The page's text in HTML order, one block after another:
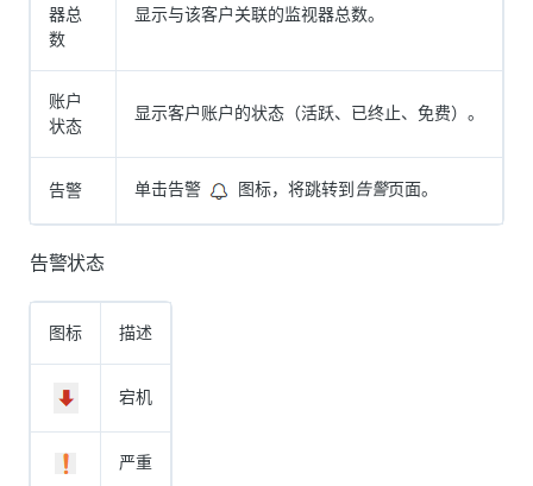
器总
数
显示与该客户关联的监视器总数。
账户
状态
显示客户账户的状态（活跃、已终止、免费）。
告警 单击告警 图标，将跳转到 告警页面。
告警状态
图标 描述
宕机
严重